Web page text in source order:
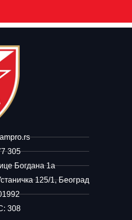
305
Богдана 1а
125/1, Београд
308